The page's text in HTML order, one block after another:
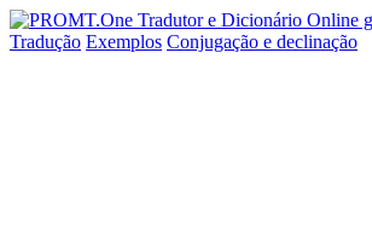
Tradução Exemplos Conjugação e declinação